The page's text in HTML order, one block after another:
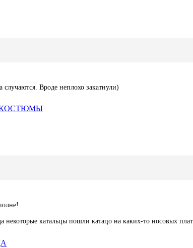
случаются. Вроде неплохо закатнули)
некоторые катальцы пошли катацо на каких-то носовых